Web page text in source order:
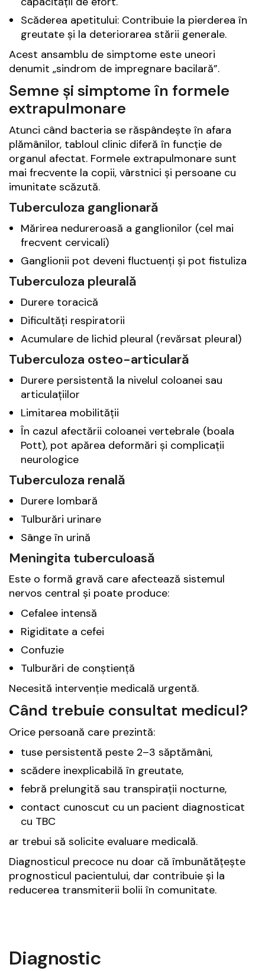
Scăderea apetitului: Contribuie la pierderea în
greutate și la deteriorarea stării generale.
Acest ansamblu de simptome este uneori
denumit „sindrom de impregnare bacilară”.
Semne și simptome în formele
extrapulmonare
Atunci când bacteria se răspândește în afara
plămânilor, tabloul clinic diferă în funcție de
organul afectat. Formele extrapulmonare sunt
mai frecvente la copii, vârstnici și persoane cu
imunitate scăzută.
Tuberculoza ganglionară
Mărirea nedureroasă a ganglionilor (cel mai
frecvent cervicali)
Ganglionii pot deveni fluctuenți și pot fistuliza
Tuberculoza pleurală
Durere toracică
Dificultăți respiratorii
Acumulare de lichid pleural (revărsat pleural)
Tuberculoza osteo-articulară
Durere persistentă la nivelul coloanei sau
articulațiilor
Limitarea mobilității
În cazul afectării coloanei vertebrale (boala
Pott), pot apărea deformări și complicații
neurologice
Tuberculoza renală
Durere lombară
Tulburări urinare
Sânge în urină
Meningita tuberculoasă
Este o formă gravă care afectează sistemul
nervos central și poate produce:
Cefalee intensă
Rigiditate a cefei
Confuzie
Tulburări de conștiență
Necesită intervenție medicală urgentă.
Când trebuie consultat medicul?
Orice persoană care prezintă:
tuse persistentă peste 2–3 săptămâni,
scădere inexplicabilă în greutate,
febră prelungită sau transpirații nocturne,
contact cunoscut cu un pacient diagnosticat
cu TBC
ar trebui să solicite evaluare medicală.
Diagnosticul precoce nu doar că îmbunătățește
prognosticul pacientului, dar contribuie și la
reducerea transmiterii bolii în comunitate.
Diagnostic